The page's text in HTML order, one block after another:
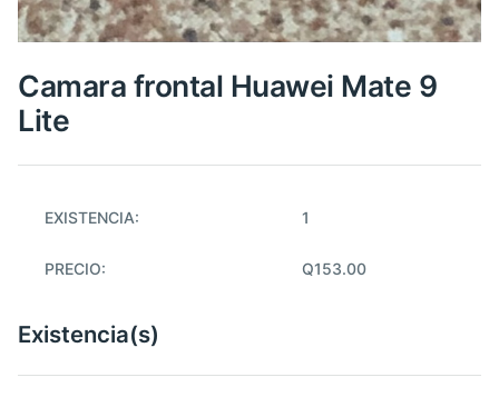
Camara frontal Huawei Mate 9
Lite
EXISTENCIA: 1
PRECIO: Q153.00
Existencia(s)